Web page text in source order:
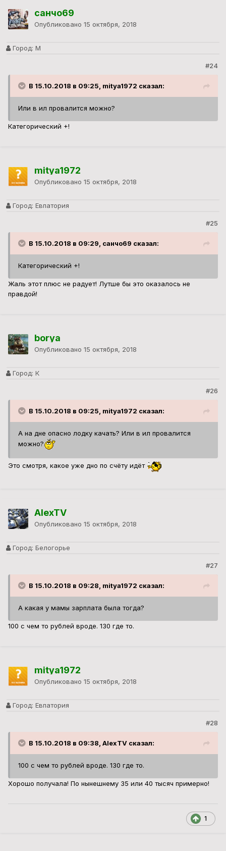
санчо69
Опубликовано 15 октября, 2018
Город: М
#24
В 15.10.2018 в 09:25, mitya1972 сказал:
Или в ил провалится можно?
Категорический +!
mitya1972
Опубликовано 15 октября, 2018
Город: Евпатория
#25
В 15.10.2018 в 09:29, санчо69 сказал:
Категорический +!
Жаль этот плюс не радует! Лутше бы это оказалось не
правдой!
borya
Опубликовано 15 октября, 2018
Город: К
#26
В 15.10.2018 в 09:25, mitya1972 сказал:
А на дне опасно лодку качать? Или в ил провалится
можно?
Это смотря, какое уже дно по счёту идёт
AlexTV
Опубликовано 15 октября, 2018
Город: Белогорье
#27
В 15.10.2018 в 09:28, mitya1972 сказал:
А какая у мамы зарплата была тогда?
100 с чем то рублей вроде. 130 где то.
mitya1972
Опубликовано 15 октября, 2018
Город: Евпатория
#28
В 15.10.2018 в 09:38, AlexTV сказал:
100 с чем то рублей вроде. 130 где то.
Хорошо получала! По нынешнему 35 или 40 тысяч примерно!
1